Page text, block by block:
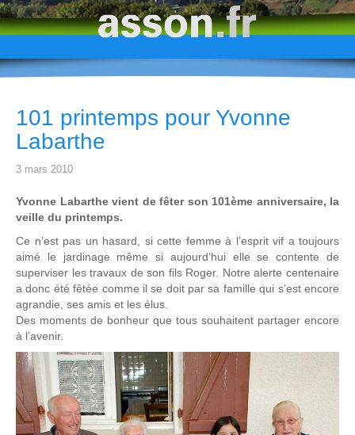
101 printemps pour Yvonne
Labarthe
3 mars 2010
Yvonne Labarthe vient de fêter son 101ème anniversaire, la
veille du printemps.
Ce n’est pas un hasard, si cette femme à l’esprit vif a toujours
aimé le jardinage même si aujourd’hui elle se contente de
superviser les travaux de son fils Roger. Notre alerte centenaire
a donc été fêtée comme il se doit par sa famille qui s’est encore
agrandie, ses amis et les élus.
Des moments de bonheur que tous souhaitent partager encore
à l’avenir.